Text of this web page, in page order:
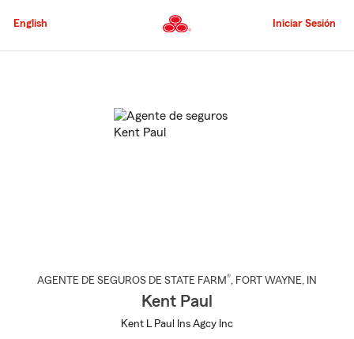
al
principal
English Iniciar Sesión
AGENTE DE SEGUROS DE STATE FARM®, FORT WAYNE, IN
Kent Paul
Kent L Paul Ins Agcy Inc